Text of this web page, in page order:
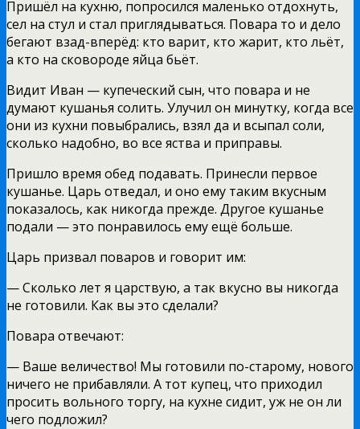
Пришёл на кухню, попросился маленько отдохнуть,
сел на стул и стал приглядываться. Повара то и дело
бегают взад-вперёд: кто варит, кто жарит, кто льёт,
а кто на сковороде яйца бьёт.
Видит Иван — купеческий сын, что повара и не
думают кушанья солить. Улучил он минутку, когда все
они из кухни повыбрались, взял да и всыпал соли,
сколько надобно, во все яства и приправы.
Пришло время обед подавать. Принесли первое
кушанье. Царь отведал, и оно ему таким вкусным
показалось, как никогда прежде. Другое кушанье
подали — это понравилось ему ещё больше.
Царь призвал поваров и говорит им:
— Сколько лет я царствую, а так вкусно вы никогда
не готовили. Как вы это сделали?
Повара отвечают:
— Ваше величество! Мы готовили по-старому, нового
ничего не прибавляли. А тот купец, что приходил
просить вольного торгу, на кухне сидит, уж не он ли
чего подложил?